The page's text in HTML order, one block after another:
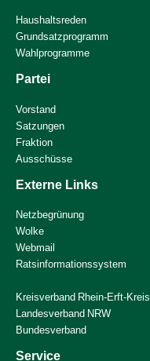
Haushaltsreden
Grundsatzprogramm
Wahlprogramme
Partei
Vorstand
Satzungen
Fraktion
Ausschüsse
Externe Links
Netzbegrünung
Wolke
Webmail
Ratsinformationssystem
Kreisverband Rhein-Erft-Kreis
Landesverband NRW
Bundesverband
Service